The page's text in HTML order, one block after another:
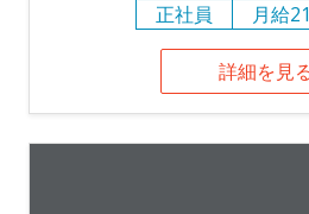
正社員
月給
詳細を見